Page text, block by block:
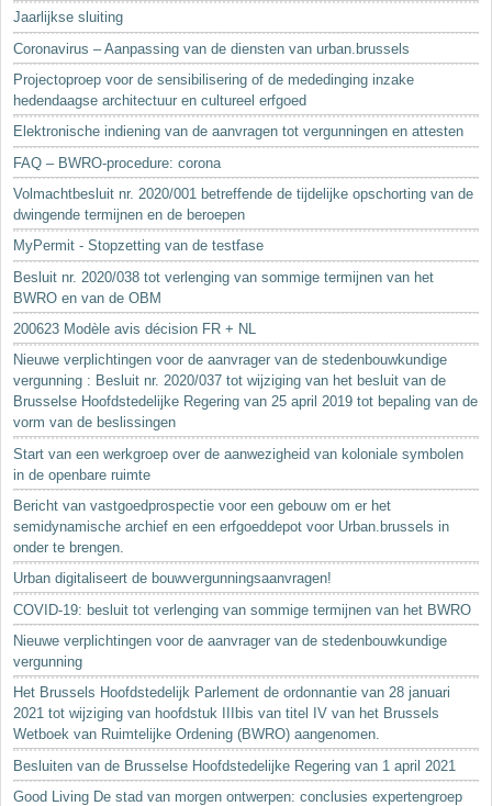
Jaarlijkse sluiting
Coronavirus – Aanpassing van de diensten van urban.brussels
Projectoproep voor de sensibilisering of de mededinging inzake
hedendaagse architectuur en cultureel erfgoed
Elektronische indiening van de aanvragen tot vergunningen en attesten
FAQ – BWRO-procedure: corona
Volmachtbesluit nr. 2020/001 betreffende de tijdelijke opschorting van de
dwingende termijnen en de beroepen
MyPermit - Stopzetting van de testfase
Besluit nr. 2020/038 tot verlenging van sommige termijnen van het
BWRO en van de OBM
200623 Modèle avis décision FR + NL
Nieuwe verplichtingen voor de aanvrager van de stedenbouwkundige
vergunning : Besluit nr. 2020/037 tot wijziging van het besluit van de
Brusselse Hoofdstedelijke Regering van 25 april 2019 tot bepaling van de
vorm van de beslissingen
Start van een werkgroep over de aanwezigheid van koloniale symbolen
in de openbare ruimte
Bericht van vastgoedprospectie voor een gebouw om er het
semidynamische archief en een erfgoeddepot voor Urban.brussels in
onder te brengen.
Urban digitaliseert de bouwvergunningsaanvragen!
COVID-19: besluit tot verlenging van sommige termijnen van het BWRO
Nieuwe verplichtingen voor de aanvrager van de stedenbouwkundige
vergunning
Het Brussels Hoofdstedelijk Parlement de ordonnantie van 28 januari
2021 tot wijziging van hoofdstuk IIIbis van titel IV van het Brussels
Wetboek van Ruimtelijke Ordening (BWRO) aangenomen.
Besluiten van de Brusselse Hoofdstedelijke Regering van 1 april 2021
Good Living De stad van morgen ontwerpen: conclusies expertengroep